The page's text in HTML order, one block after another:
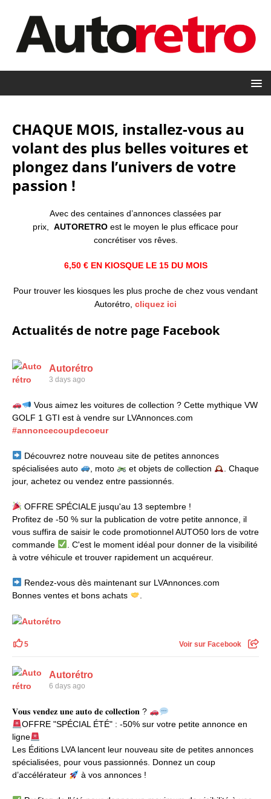
CHAQUE MOIS, installez-vous au
volant des plus belles voitures et
plongez dans l’univers de votre
passion !
Avec des centaines d’annonces classées par
prix, AUTORETRO est le moyen le plus efficace pour
concrétiser vos rêves.
6,50 € EN KIOSQUE LE 15 DU MOIS
Pour trouver les kiosques les plus proche de chez vous vendant
Autorétro, cliquez ici
Actualités de notre page Facebook
Autorétro
3 days ago
Vous aimez les voitures de collection ? Cette mythique VW
GOLF 1 GTI est à vendre sur LVAnnonces.com
#annoncecoupdecoeur
Découvrez notre nouveau site de petites annonces
spécialisées auto
, moto et objets de collection
. Chaque
jour, achetez ou vendez entre passionnés.
OFFRE SPÉCIALE jusqu'au 13 septembre !
Profitez de -50 % sur la publication de votre petite annonce, il
vous suffira de saisir le code promotionnel AUTO50 lors de votre
commande
. C'est le moment idéal pour donner de la visibilité
à votre véhicule et trouver rapidement un acquéreur.
Rendez-vous dès maintenant sur LVAnnonces.com
Bonnes ventes et bons achats
5 Voir sur Facebook
Autorétro
6 days ago
𝐕𝐨𝐮𝐬 𝐯𝐞𝐧𝐝𝐞𝐳 𝐮𝐧𝐞 𝐚𝐮𝐭𝐨 𝐝𝐞 𝐜𝐨𝐥𝐥𝐞𝐜𝐭𝐢𝐨𝐧 ?
OFFRE "SPÉCIAL ÉTÉ" : -50% sur votre petite annonce en
ligne
Les Éditions LVA lancent leur nouveau site de petites annonces
spécialisées, pour vous passionnés. Donnez un coup
d’accélérateur
à vos annonces !